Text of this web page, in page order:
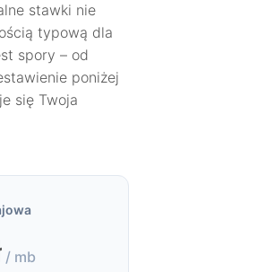
stawki nie
typową dla
spory – od
poniżej
się Twoja
/ mb